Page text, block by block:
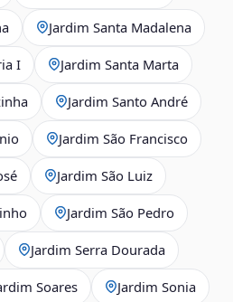
Jardim Santa Madalena
I Jardim Santa Marta
Jardim Santo André
Jardim São Francisco
Jardim São Luiz
Jardim São Pedro
Jardim Serra Dourada
Soares Jardim Sonia